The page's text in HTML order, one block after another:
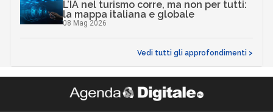
L’IA nel turismo corre, ma non per tutti:
la mappa italiana e globale
08 Mag 2026
Vedi tutti gli approfondimenti >